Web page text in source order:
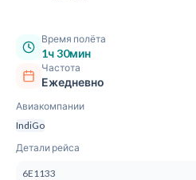
Время полёта
1ч 30мин
Частота
Ежедневно
Авиакомпании
IndiGo
Детали рейса
6E1133